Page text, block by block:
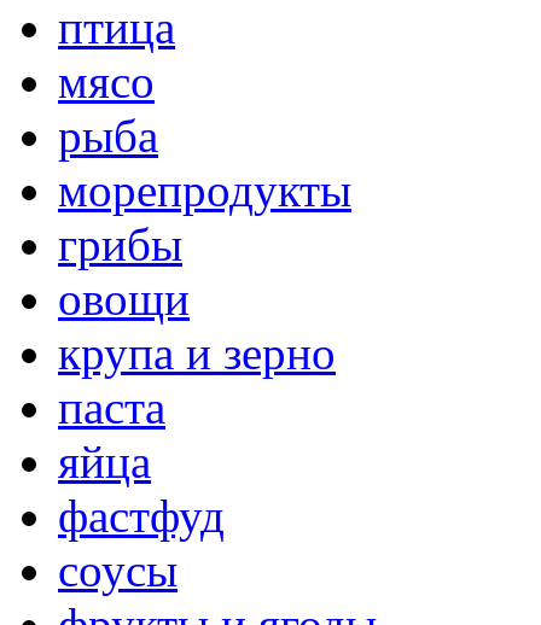
птица
мясо
рыба
морепродукты
грибы
овощи
крупа и зерно
паста
яйца
фастфуд
соусы